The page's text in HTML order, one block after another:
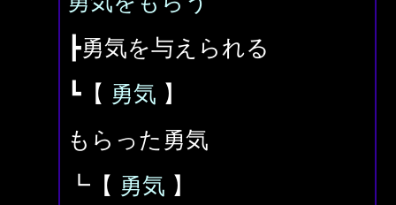
┣勇気を与えられる
┗【 勇気 】
もらった勇気
┗【 勇気 】